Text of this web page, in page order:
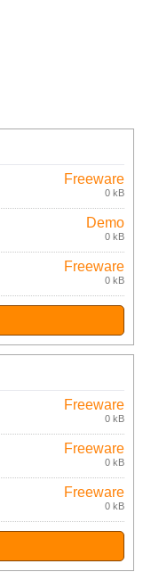
Freeware
0 kB
Demo
0 kB
Freeware
0 kB
Freeware
0 kB
Freeware
0 kB
Freeware
0 kB